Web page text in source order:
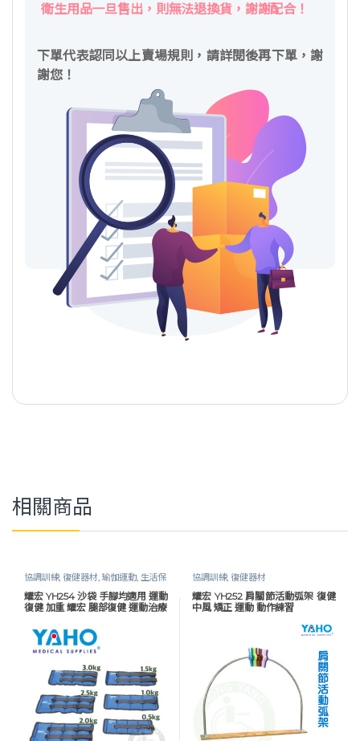
衛生用品一旦售出，則無法退換貨，謝謝配合！
下單代表認同以上賣場規則，請詳閱後再下單，謝
謝您！
相關商品
協調訓練,復健器材,瑜伽運動, 生活保
健
耀宏 YH254 沙袋 手腳均適用 運動
復健 加重 耀宏 腿部復健 運動治療
協調訓練,復健器材
耀宏 YH252 肩關節活動弧架 復健
中風 矯正 運動 動作練習